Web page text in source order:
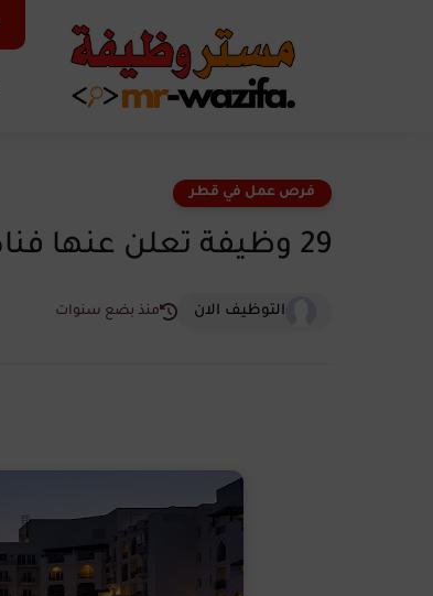
فرص عمل في قطر
29 وظيفة تعلن عنها فنادق ومنتجعات وسبا أنانتارا في قطر
التوظيف الان منذ بضع سنوات